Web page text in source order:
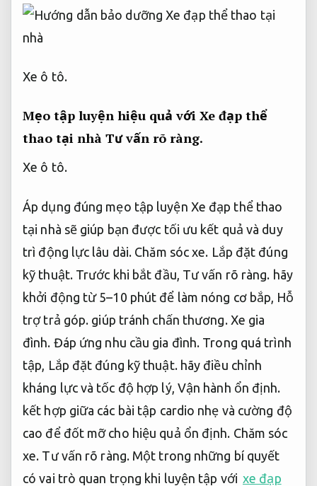
Xe ô tô.
Mẹo tập luyện hiệu quả với Xe đạp thể
thao tại nhà Tư vấn rõ ràng.
Xe ô tô.
Áp dụng đúng mẹo tập luyện Xe đạp thể thao
tại nhà sẽ giúp bạn được tối ưu kết quả và duy
trì động lực lâu dài. Chăm sóc xe. Lắp đặt đúng
kỹ thuật. Trước khi bắt đầu, Tư vấn rõ ràng. hãy
khởi động từ 5–10 phút để làm nóng cơ bắp, Hỗ
trợ trả góp. giúp tránh chấn thương. Xe gia
đình. Đáp ứng nhu cầu gia đình. Trong quá trình
tập, Lắp đặt đúng kỹ thuật. hãy điều chỉnh
kháng lực và tốc độ hợp lý, Vận hành ổn định.
kết hợp giữa các bài tập cardio nhẹ và cường độ
cao để đốt mỡ cho hiệu quả ổn định. Chăm sóc
xe. Tư vấn rõ ràng. Một trong những bí quyết
có vai trò quan trọng khi luyện tập với xe đạp